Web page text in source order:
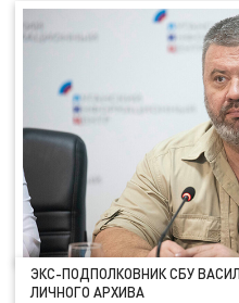
ЭКС-ПОДПОЛКОВНИК СБУ
ЛИЧНОГО АРХИВА